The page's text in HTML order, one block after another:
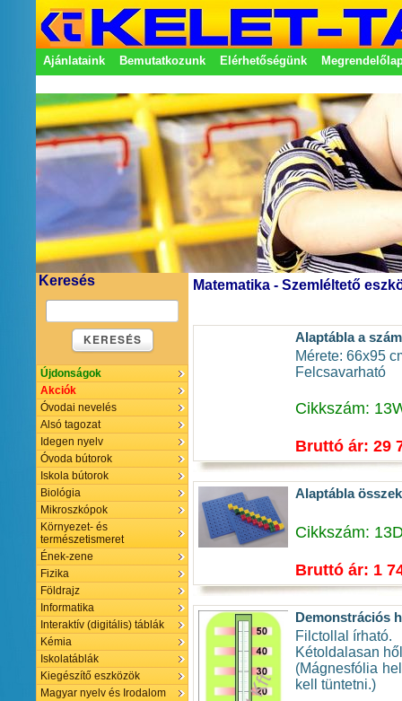
Ajánlataink Bemutatkozunk Elérhetőségünk
Keresés
KERESÉS
Újdonságok
Akciók
Óvodai nevelés
Alsó tagozat
Idegen nyelv
Óvoda bútorok
Iskola bútorok
Biológia
Mikroszkópok
Környezet- és
természetismeret
Ének-zene
Fizika
Földrajz
Informatika
Interaktív (digitális) táblák
Kémia
Iskolatáblák
Kiegészítő eszközök
Magyar nyelv és Irodalom
Matematika - Szemléltető
Alaptábla a
Mérete: 66x95
Felcsavarható
Cikkszám:
Bruttó ár: 29
Alaptábla
Cikkszám:
Bruttó ár: 1
Demonstrációs
Filctollal írható.
Kétoldalasan
(Mágnesfólia
kell tüntetni.)